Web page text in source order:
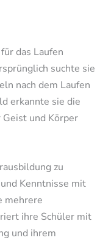
das Laufen
suchte sie
nach dem Laufen
erkannte sie die
und Körper
zu
Kenntnisse mit
mehrere
ihre Schüler mit
und ihrem